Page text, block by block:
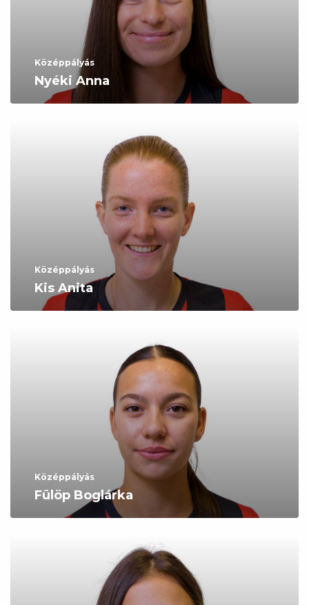
Középpályás
Nyéki Anna
Középpályás
Kis Anita
Középpályás
Fülöp Boglárka